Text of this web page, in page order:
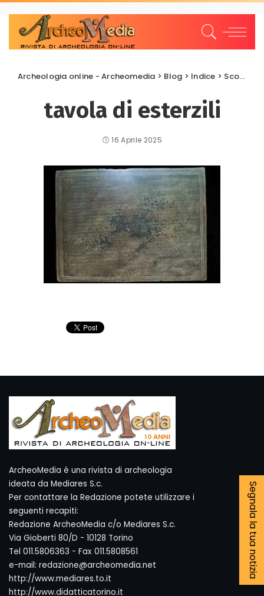
Archeologia online - Archeomedia > Blog > Indice > Scoperte e scavi
tavola di esterzili
16 Aprile 2025
Segnala la tua notizia
ArcheoMedia è una rivista di archeologia
ideata da Mediares S.c.
Per contattare la Redazione potete utilizzare i
seguenti recapiti:
Redazione ArcheoMedia c/o Mediares S.c.
Via Gioberti 80/D - 10128 Torino
Tel 011.5806363 - Fax 011.5808561
e-mail: redazione@archeomedia.net
http://www.mediares.to.it
http://www.didatticatorino.it